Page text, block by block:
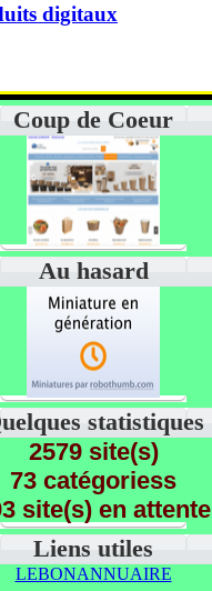
digitaux
Coup de Coeur
Au hasard
statistiques
2579 site(s)
73 catégoriess
site(s) en attente
Liens utiles
LEBONANNUAIRE